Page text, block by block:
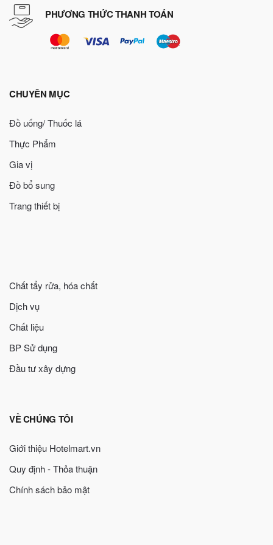
PHƯƠNG THỨC THANH TOÁN
CHUYÊN MỤC
Đồ uống/ Thuốc lá
Thực Phẩm
Gia vị
Đồ bổ sung
Trang thiết bị
Chất tẩy rửa, hóa chất
Dịch vụ
Chất liệu
BP Sử dụng
Đầu tư xây dựng
VỀ CHÚNG TÔI
Giới thiệu Hotelmart.vn
Quy định - Thỏa thuận
Chính sách bảo mật